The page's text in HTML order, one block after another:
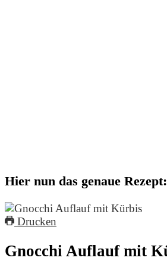
Hier nun das genaue Rezept:
Drucken
Gnocchi Auflauf mit